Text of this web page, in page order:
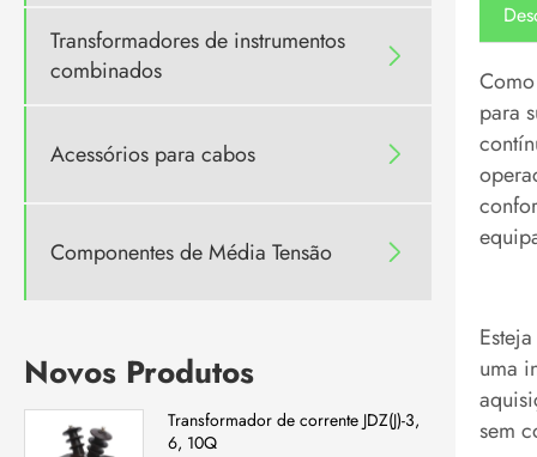
Transformadores de instrumentos
combinados

Acessórios para cabos 
Componentes de Média Tensão 
Novos Produtos
Transformador de corrente JDZ(J)-3,
6, 10Q
para
uma
sem